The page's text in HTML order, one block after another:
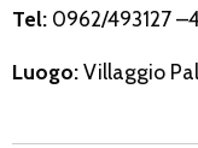
Tel: 0962/493127
Luogo:Villaggio